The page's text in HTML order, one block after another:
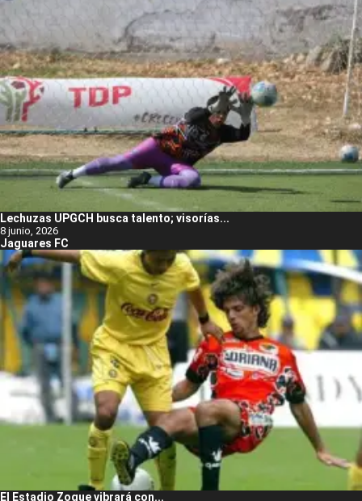
Lechuzas UPGCH busca talento; visorías...
8 junio, 2026
Jaguares FC
El Estadio Zoque vibrará con...